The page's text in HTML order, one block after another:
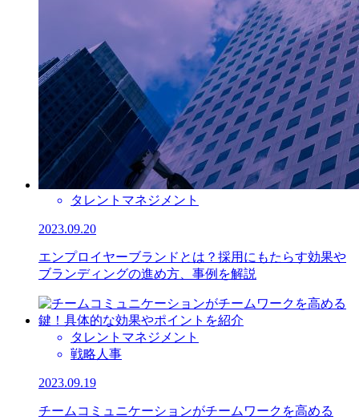
タレントマネジメント
2023.09.20
エンプロイヤーブランドとは？採用にもたらす効果や
ブランディングの進め方、事例を解説
タレントマネジメント
戦略人事
2023.09.19
チームコミュニケーションがチームワークを高める